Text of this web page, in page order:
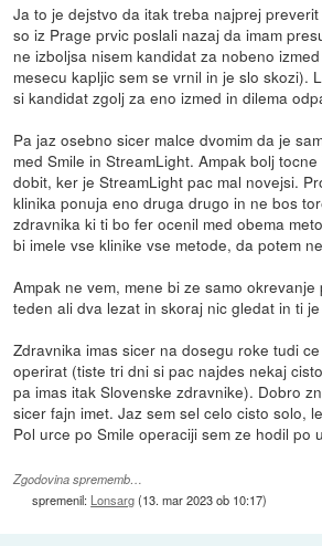
Ja to je dejstvo da itak treba najprej
so iz Prage prvic poslali nazaj da imam
ne izboljsa nisem kandidat za nobeno
mesecu kapljic sem se vrnil in je slo skozi).
si kandidat zgolj za eno izmed in dilema
Pa jaz osebno sicer malce dvomim da je
med Smile in StreamLight. Ampak bolj
dobit, ker je StreamLight pac mal novejsi.
klinika ponuja eno druga drugo in ne bos
zdravnika ki ti bo fer ocenil med obema
bi imele vse klinike vse metode, da potem
Ampak ne vem, mene bi ze samo
teden ali dva lezat in skoraj nic gledat in ti
Zdravnika imas sicer na dosegu roke tudi
operirat (tiste tri dni si pac najdes nekaj
pa imas itak Slovenske zdravnike). Dobro
sicer fajn imet. Jaz sem sel celo cisto solo,
Pol urce po Smile operaciji sem ze hodil po
Zgodovina sprememb…
spremenil: Lonsarg(13. mar 2023 ob 10:17)